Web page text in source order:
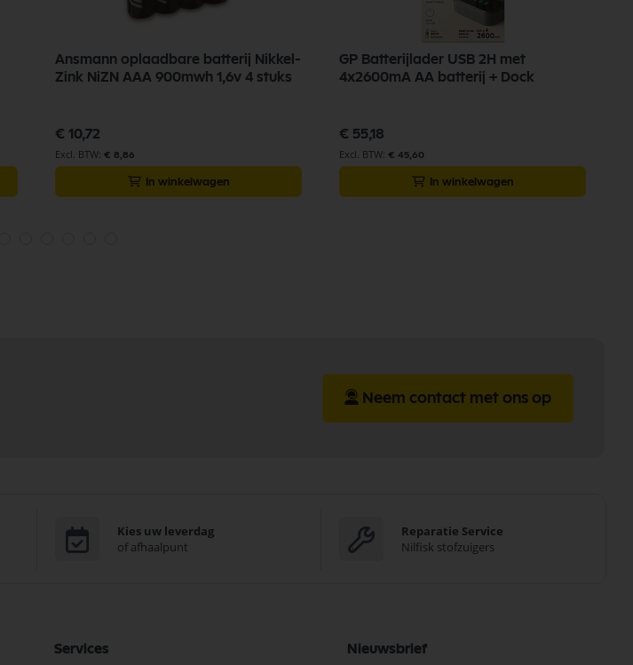
Ansmann oplaadbare batterij Nikkel-
Zink NiZN AAA 900mwh 1,6v 4 stuks
€ 10,72
€ 8,86
In winkelwagen
GP Batterijlader USB 2H met
4x2600mA AA batterij + Dock
€ 55,18
€ 45,60
In winkelwagen
Neem contact met ons op
Kies uw leverdag
of afhaalpunt
Reparatie Service
Nilfisk stofzuigers
Services Nieuwsbrief